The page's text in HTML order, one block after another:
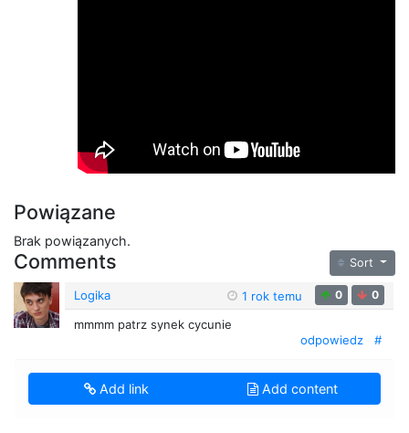
Powiązane
Brak powiązanych.
Comments Sort
Logika 1 rok temu 0 0
mmmm patrz synek cycunie
odpowiedz
#
Add link Add content